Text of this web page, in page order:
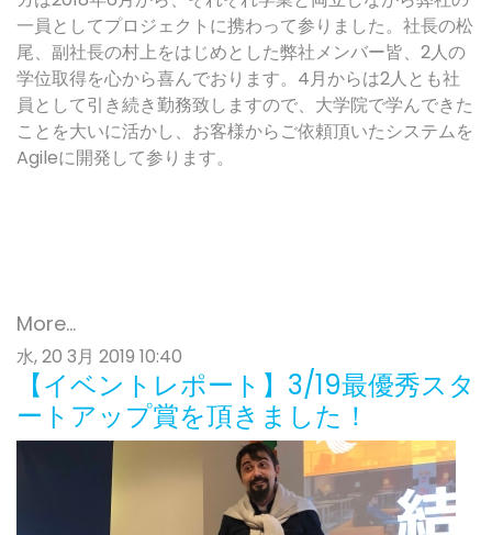
一員としてプロジェクトに携わって参りました。社長の松
尾、副社長の村上をはじめとした弊社メンバー皆、2人の
学位取得を心から喜んでおります。4月からは2人とも社
員として引き続き勤務致しますので、大学院で学んできた
ことを大いに活かし、お客様からご依頼頂いたシステムを
Agileに開発して参ります。
More...
水, 20 3月 2019 10:40
【イベントレポート】3/19最優秀スタ
ートアップ賞を頂きました！